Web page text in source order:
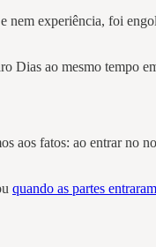
nem experiência, foi
Dias ao mesmo tempo
aos fatos: ao entrar no
quando as partes